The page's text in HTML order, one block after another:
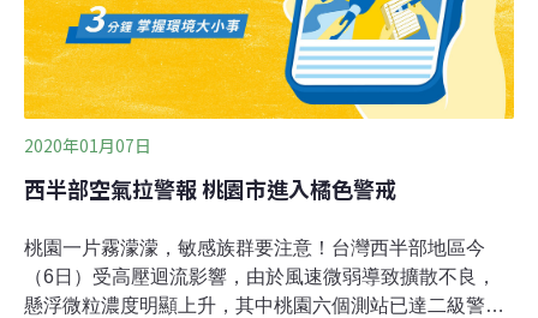
他相關的簡易設施，吸附並減少空氣中的二氧化碳及污染
物，同時提供休閒、生態環境教育和資源永續利用。新竹
市現有6座空氣品質淨化區，綠化面積達總
2020年01月07日
西半部空氣拉警報 桃園市進入橘色警戒
桃園一片霧濛濛，敏感族群要注意！台灣西半部地區今
（6日）受高壓迴流影響，由於風速微弱導致擴散不良，
懸浮微粒濃度明顯上升，其中桃園六個測站已達二級警戒